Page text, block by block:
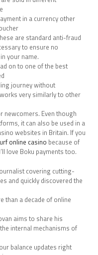
in a currency other
are standard anti-fraud
to ensure no
your name.
on to one of the best
journey without
very similarly to other
newcomers. Even though
it can also be used in a
websites in Britain. If you
online casino because of
love Boku payments too.
covering cutting-
and quickly discovered the
than a decade of online
aims to share his
internal mechanisms of
balance updates right